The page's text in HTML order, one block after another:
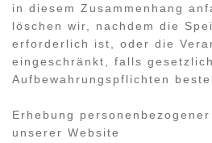
in diesem Zusammenhang
löschen wir, nachdem die
erforderlich ist, oder die
eingeschränkt, falls
Aufbewahrungspflichten
Erhebung
unserer Website